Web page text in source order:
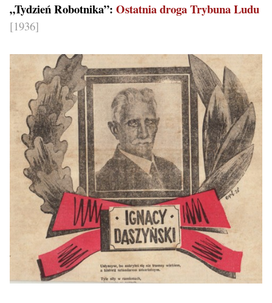
„Tydzień Robotnika”: Ostatnia droga Trybuna Ludu
[1936]